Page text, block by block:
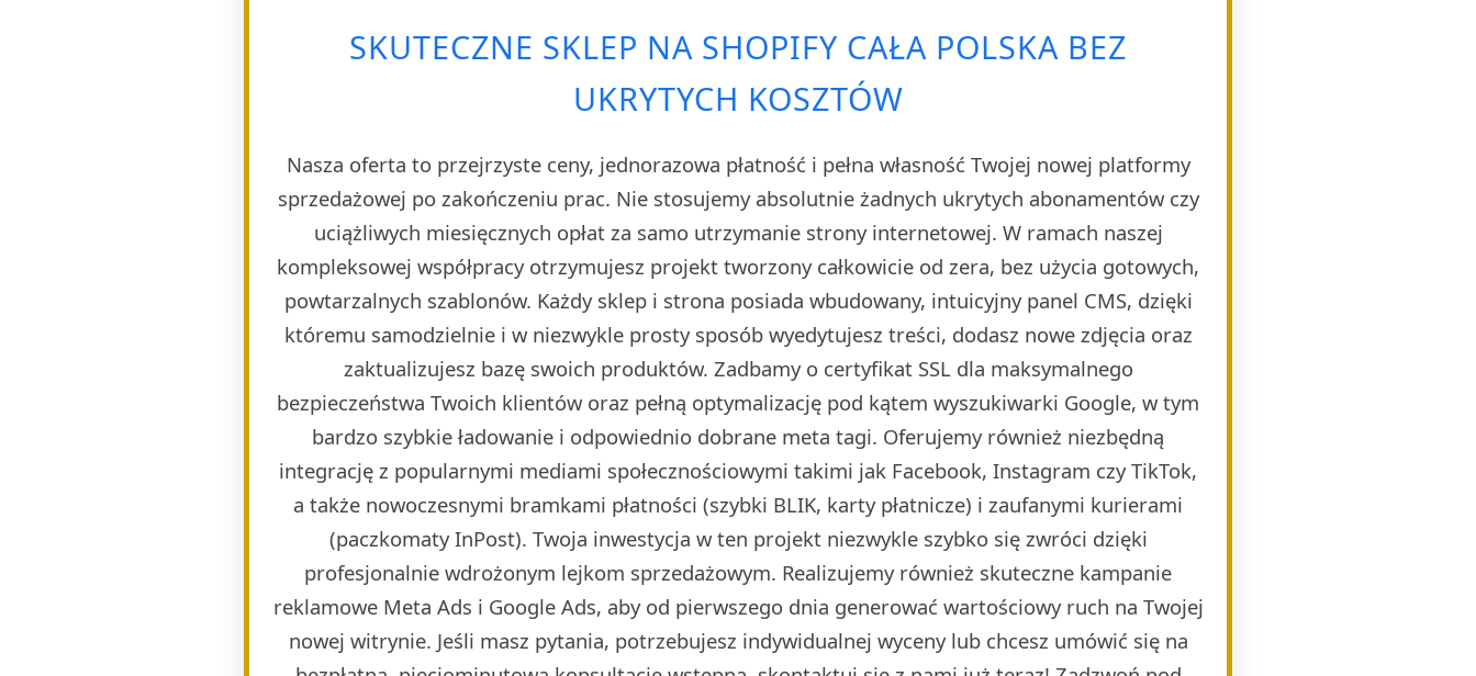
SKUTECZNE SKLEP NA SHOPIFY CAŁA POLSKA BEZ
UKRYTYCH KOSZTÓW
Nasza oferta to przejrzyste ceny, jednorazowa płatność i pełna własność Twojej nowej platformy
sprzedażowej po zakończeniu prac. Nie stosujemy absolutnie żadnych ukrytych abonamentów czy
uciążliwych miesięcznych opłat za samo utrzymanie strony internetowej. W ramach naszej
kompleksowej współpracy otrzymujesz projekt tworzony całkowicie od zera, bez użycia gotowych,
powtarzalnych szablonów. Każdy sklep i strona posiada wbudowany, intuicyjny panel CMS, dzięki
któremu samodzielnie i w niezwykle prosty sposób wyedytujesz treści, dodasz nowe zdjęcia oraz
zaktualizujesz bazę swoich produktów. Zadbamy o certyfikat SSL dla maksymalnego
bezpieczeństwa Twoich klientów oraz pełną optymalizację pod kątem wyszukiwarki Google, w tym
bardzo szybkie ładowanie i odpowiednio dobrane meta tagi. Oferujemy również niezbędną
integrację z popularnymi mediami społecznościowymi takimi jak Facebook, Instagram czy TikTok,
a także nowoczesnymi bramkami płatności (szybki BLIK, karty płatnicze) i zaufanymi kurierami
(paczkomaty InPost). Twoja inwestycja w ten projekt niezwykle szybko się zwróci dzięki
profesjonalnie wdrożonym lejkom sprzedażowym. Realizujemy również skuteczne kampanie
reklamowe Meta Ads i Google Ads, aby od pierwszego dnia generować wartościowy ruch na Twojej
nowej witrynie. Jeśli masz pytania, potrzebujesz indywidualnej wyceny lub chcesz umówić się na